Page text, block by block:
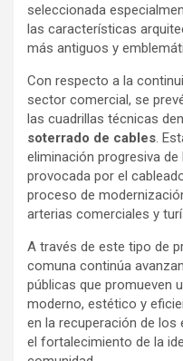
seleccionada
las características
más antiguos y
Con respecto a la
sector comercial, se
las cuadrillas técnicas
soterrado de cables.
eliminación progresiva
provocada por el
proceso de
arterias comerciales y
A través de este tipo de
comuna continúa
públicas que promueven
moderno, estético y
en la recuperación de
el fortalecimiento de la